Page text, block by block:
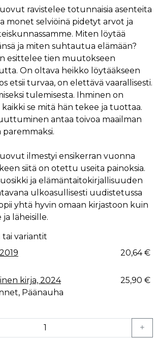
ravistelee totunnaisia asenteita
monet selviöinä pidetyt arvot ja
Miten löytää
ja miten suhtautua elämään?
esittelee tien muutokseen
On oltava heikko löytääkseen
etsii turvaa, on elettävä vaarallisesti.
tulemisesta. Ihminen on
se mitä hän tekee ja tuottaa.
antaa toivoa maailman
ilmestyi ensikerran vuonna
siitä on otettu useita painoksia.
ja elämäntaitokirjallisuuden
ulkoasullisesti uudistetussa
yhtä hyvin omaan kirjastoon kuin
ja läheisille.
variantit
20,64 €
kirja, 2024
Päänauha
25,90 €